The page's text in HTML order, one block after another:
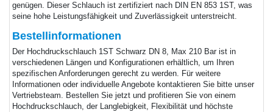
genügen. Dieser Schlauch ist zertifiziert nach DIN EN 853 1ST, was
seine hohe Leistungsfähigkeit und Zuverlässigkeit unterstreicht.
Bestellinformationen
Der Hochdruckschlauch 1ST Schwarz DN 8, Max 210 Bar ist in
verschiedenen Längen und Konfigurationen erhältlich, um Ihren
spezifischen Anforderungen gerecht zu werden. Für weitere
Informationen oder individuelle Angebote kontaktieren Sie bitte unser
Vertriebsteam. Bestellen Sie jetzt und profitieren Sie von einem
Hochdruckschlauch, der Langlebigkeit, Flexibilität und höchste